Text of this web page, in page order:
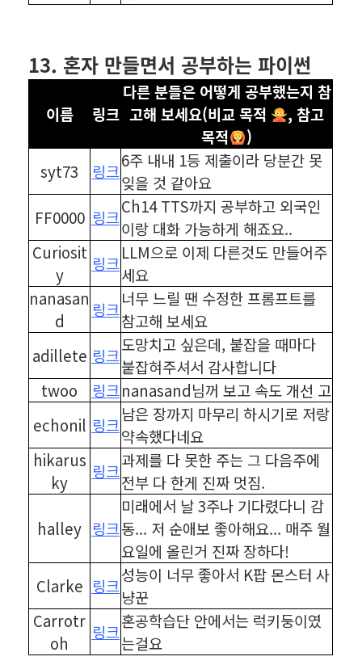
13. 혼자 만들면서 공부하는 파이썬
이름 링크
다른 분들은 어떻게 공부했는지 참
고해 보세요(비교 목적
, 참고
목적
)
syt73 링크
6주 내내 1등 제출이라 당분간 못
잊을 것 같아요
FF0000 링크
Ch14 TTS까지 공부하고 외국인
이랑 대화 가능하게 해죠요..
Curiosit
y
링크
LLM으로 이제 다른것도 만들어주
세요
nanasan
d
링크
너무 느릴 땐 수정한 프롬프트를
참고해 보세요
adillete 링크
도망치고 싶은데, 붙잡을 때마다
붙잡혀주셔서 감사합니다
twoo
링크nanasand님꺼 보고 속도 개선 고
echonil 링크
남은 장까지 마무리 하시기로 저랑
약속했다네요
hikarus
ky
링크
과제를 다 못한 주는 그 다음주에
전부 다 한게 진짜 멋짐.
halley 링크
미래에서 날 3주나 기다렸다니 감
동... 저 순애보 좋아해요... 매주 월
요일에 올린거 진짜 장하다!
Clarke 링크
성능이 너무 좋아서 K팝 몬스터 사
냥꾼
Carrotr
oh
링크
혼공학습단 안에서는 럭키둥이였
는걸요